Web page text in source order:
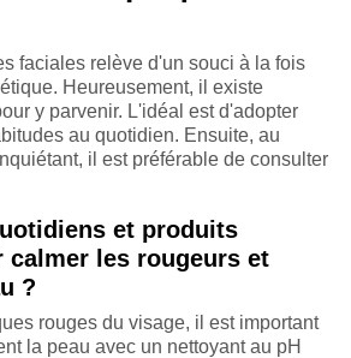
faciales relève d'un souci à la fois
Heureusement, il existe
y parvenir. L'idéal est d'adopter
au quotidien. Ensuite, au
il est préférable de consulter
et produits
les rougeurs et
?
rouges du visage, il est important
la peau avec un nettoyant au pH